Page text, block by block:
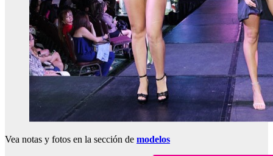
Vea notas y fotos en la sección de modelos